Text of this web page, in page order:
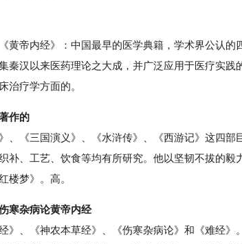
帝内经》：中国最早的医学典籍，学术界公认的
秦汉以来医药理论之大成，并广泛应用于医疗实践
治疗学方面的。
作的
《三国演义》、《水浒传》、《西游记》这四部
补、工艺、饮食等均有所研究。他以坚韧不拔的毅
梦》。高。
寒杂病论黄帝内经
、《神农本草经》、《伤寒杂病论》和《难经》